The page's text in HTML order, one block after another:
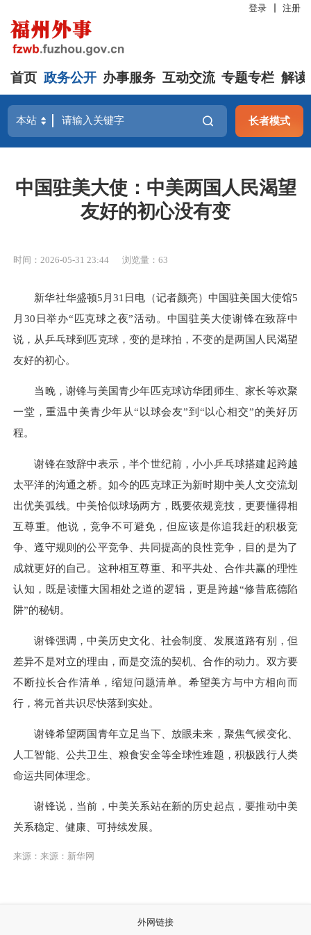
登录 注册
首页 政务公开 办事服务 互动交流 专题专栏 解读
长者模式
中国驻美大使：中美两国人民渴望
友好的初心没有变
时间：2026-05-31 23:44 浏览量：63
新华社华盛顿5月31日电（记者颜亮）中国驻美国大使馆5
月30日举办“匹克球之夜”活动。中国驻美大使谢锋在致辞中
说，从乒乓球到匹克球，变的是球拍，不变的是两国人民渴望
友好的初心。
当晚，谢锋与美国青少年匹克球访华团师生、家长等欢聚
一堂，重温中美青少年从“以球会友”到“以心相交”的美好历
程。
谢锋在致辞中表示，半个世纪前，小小乒乓球搭建起跨越
太平洋的沟通之桥。如今的匹克球正为新时期中美人文交流划
出优美弧线。中美恰似球场两方，既要依规竞技，更要懂得相
互尊重。他说，竞争不可避免，但应该是你追我赶的积极竞
争、遵守规则的公平竞争、共同提高的良性竞争，目的是为了
成就更好的自己。这种相互尊重、和平共处、合作共赢的理性
认知，既是读懂大国相处之道的逻辑，更是跨越“修昔底德陷
阱”的秘钥。
谢锋强调，中美历史文化、社会制度、发展道路有别，但
差异不是对立的理由，而是交流的契机、合作的动力。双方要
不断拉长合作清单，缩短问题清单。希望美方与中方相向而
行，将元首共识尽快落到实处。
谢锋希望两国青年立足当下、放眼未来，聚焦气候变化、
人工智能、公共卫生、粮食安全等全球性难题，积极践行人类
命运共同体理念。
谢锋说，当前，中美关系站在新的历史起点，要推动中美
关系稳定、健康、可持续发展。
来源：来源：新华网
外网链接